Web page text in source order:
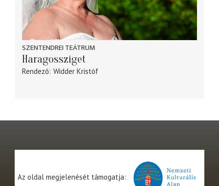
SZENTENDREI TEÁTRUM
Haragossziget
Rendező Widder Kristóf
Az oldal megjelenését támogatja: